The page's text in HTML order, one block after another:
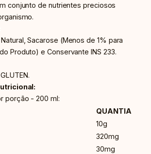
conjunto de nutrientes preciosos
Sacarose (Menos de 1% para
Produto) e Conservante INS 233.
porção - 200 ml:
QUANTIA
10g
320mg
30mg